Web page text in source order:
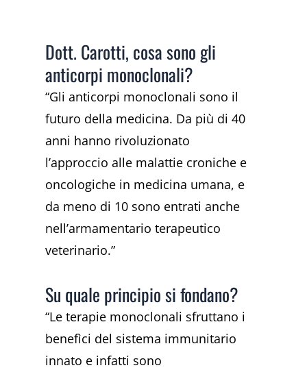
Dott. Carotti, cosa sono gli
anticorpi monoclonali?
“Gli anticorpi monoclonali sono il
futuro della medicina. Da più di 40
anni hanno rivoluzionato
l’approccio alle malattie croniche e
oncologiche in medicina umana, e
da meno di 10 sono entrati anche
nell’armamentario terapeutico
veterinario.”
Su quale principio si fondano?
“Le terapie monoclonali sfruttano i
benefìci del sistema immunitario
innato e infatti sono